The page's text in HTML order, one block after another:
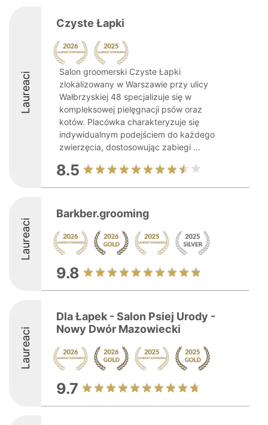
Laureaci
Czyste Łapki
Salon groomerski Czyste Łapki
zlokalizowany w Warszawie przy ulicy
Wałbrzyskiej 48 specjalizuje się w
kompleksowej pielęgnacji psów oraz
kotów. Placówka charakteryzuje się
indywidualnym podejściem do każdego
zwierzęcia, dostosowując zabiegi ...
8.5
Laureaci
Barkber.grooming
9.8
Laureaci
Dla Łapek - Salon Psiej Urody -
Nowy Dwór Mazowiecki
9.7